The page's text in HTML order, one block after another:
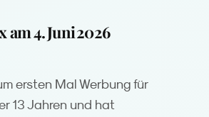
am 4. Juni 2026
ersten Mal Werbung für
13 Jahren und hat